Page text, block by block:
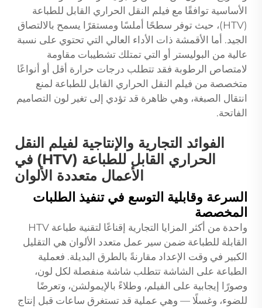
الأساسية توافقًا مع فيلم النقل الحراري القابل للطباعة
(HTV)، حيث توفر سطحًا أملسًا ومستقرًا يسمح بالالتصاق
الجيد. أما الأقمشة ذات الأداء العالي التي تحتوي على نسبة
عالية من البوليستر أو التي تمتلك تشطيبات مقاومة
لامتصاص الرطوبة فقد تتطلب درجات حرارة أقل أو أنواعًا
متخصصة من فيلم النقل الحراري القابل للطباعة لمنع
انتقال الصبغة، وهي ظاهرة قد تؤدي إلى تغير لون التصاميم
الفاتحة.
الفوائد التجارية والإنتاجية لفيلم النقل
الحراري القابل للطباعة (HTV) في
الأعمال متعددة الألوان
السرعة وقابلية التوسع في تنفيذ الطلبات
المخصصة
واحدة من أكثر المزايا التجارية إقناعًا لتقنية طباعة HTV
القابلة للطباعة ضمن سير عمل متعدد الألوان هي التقليل
الكبير في وقت الإعداد مقارنةً بالطرق البديلة. فعملية
الطباعة على الشاشة تتطلب شاشة منفصلة لكل لون،
وصورًا إيجابية على الفيلم، وطلاءً بالإيمولشن، وتعرضًا
للضوء، وغسلًا — وهي عملية قد تستغرق ساعات قبل إنتاج